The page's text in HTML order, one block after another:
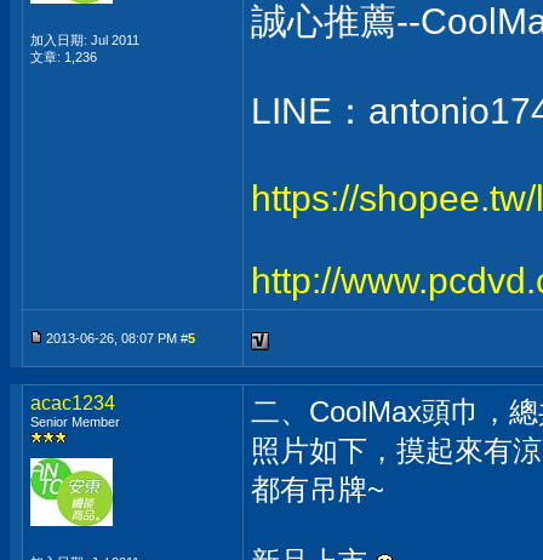
加入日期: Jul 2011
文章: 1,236
誠心推薦--
LINE：
https://
http://
2013-06-26, 08:07 PM #5
acac1234
Senior Member
二、CoolMax頭巾，
照片如下，摸起來有
都有吊牌~